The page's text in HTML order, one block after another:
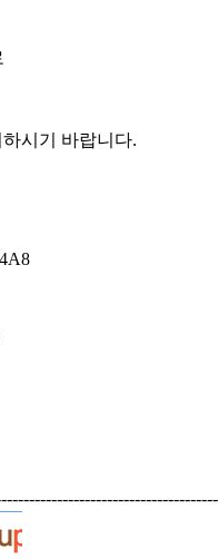
시기 바랍니다.